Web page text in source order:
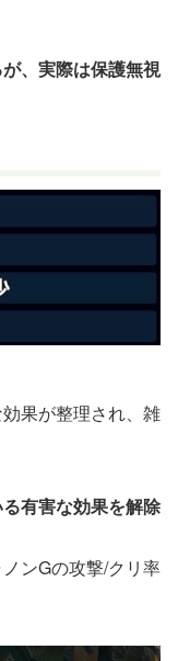
、実際は保護無視
果が整理され、雑
有害な効果を解除
ンGの攻撃/クリ率